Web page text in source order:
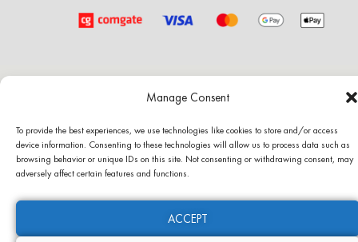
Manage Consent
To provide the best experiences, we use technologies like cookies to store and/or access
device information. Consenting to these technologies will allow us to process data such as
browsing behavior or unique IDs on this site. Not consenting or withdrawing consent, may
adversely affect certain features and functions.
ACCEPT
Ochrana osobních údajů
Identifikační údaje